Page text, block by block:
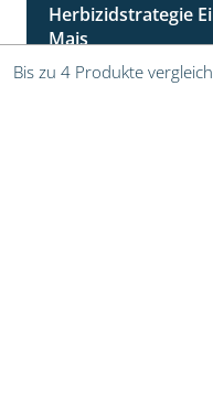
Herbizidstrategie
Mais
07.05.2025
Bis zu 4 Produkte